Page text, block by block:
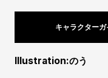
キャラクター
Illustration:のう